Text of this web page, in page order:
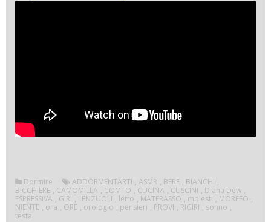
Dormire ADDORMENTARTI , ASMR , BERE , BIANCHI ,
BICCHIERE , CAMOMILLA , COMTO , CUCINA , CUSCINI , Diana Dew ,
ESPRESSIVA , GIRI , LENZUOLI , letto , MATERASSO , molesti , MORFEO ,
NIENTE , ora , ORE , orologio , pensieri , PROVI , RIGIRI , sonno ,
testa